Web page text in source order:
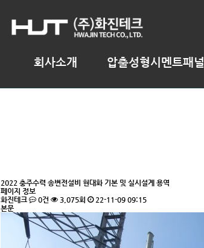
회사소개 압출성형시멘트패널
2022 충주수력 송변전설비 현대화 기본 및 실시설계 용역
페이지 정보
화진테크
0건 3,075회
22-11-09 09:15
본문